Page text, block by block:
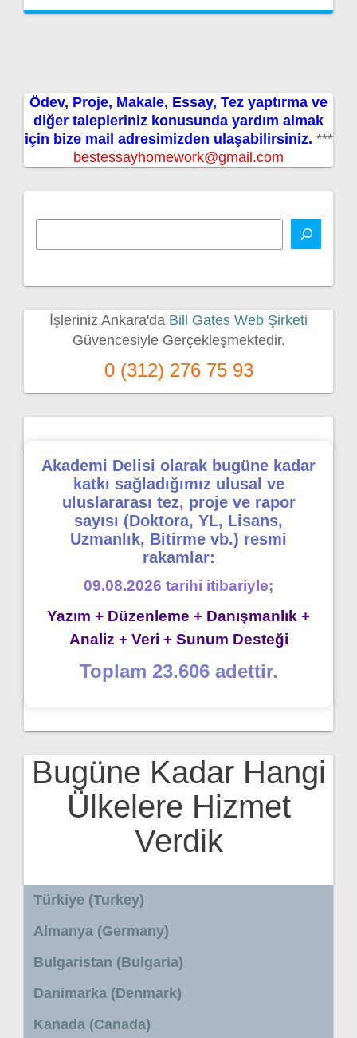
Ödev, Proje, Makale, Essay, Tez yaptırma ve
diğer talepleriniz konusunda yardım almak
için bize mail adresimizden ulaşabilirsiniz. ***
bestessayhomework@gmail.com
İşleriniz Ankara'da Bill Gates Web Şirketi
Güvencesiyle Gerçekleşmektedir.
0 (312) 276 75 93
Akademi Delisi olarak bugüne kadar
katkı sağladığımız ulusal ve
uluslararası tez, proje ve rapor
sayısı (Doktora, YL, Lisans,
Uzmanlık, Bitirme vb.) resmi
rakamlar:
09.08.2026 tarihi itibariyle;
Yazım + Düzenleme + Danışmanlık +
Analiz + Veri + Sunum Desteği
Toplam 23.606 adettir.
Bugüne Kadar Hangi
Ülkelere Hizmet
Verdik
Türkiye (Turkey)
Almanya (Germany)
Bulgaristan (Bulgaria)
Danimarka (Denmark)
Kanada (Canada)